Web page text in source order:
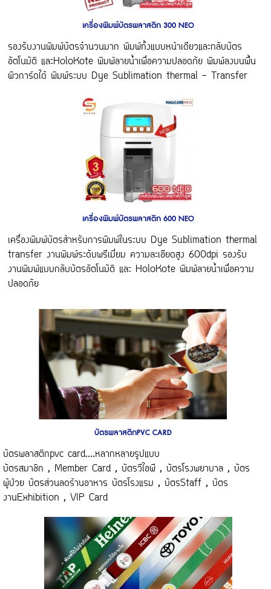
เครื่องพิมพ์บัตรพลาสติก 300 NEO
รองรับงานพิมพ์บัตรจำนวนมาก พิมพ์ทั้งแบบหน้าเดียวและกลับบัตร
อัตโนมัติ และHoloKote พิมพ์ลายน้ำเพื่อความปลอดภัย พิมพ์ลงบนพื้น
ผิวการ์ดได้ พิมพ์ระบบ Dye Sublimation thermal - Transfer
เครื่องพิมพ์บัตรพลาสติก 600 NEO
เครื่องพิมพ์บัตรสำหรับการพิมพ์ในระบบ Dye Sublimation thermal
transfer งานพิมพ์ระดับพรีเมี่ยม ความละเอียดสูง 600dpi รองรับ
งานพิมพ์แบบกลับบัตรอัตโนมัติ และ HoloKote พิมพ์ลายน้ำเพื่อความ
ปลอดภัย
บัตรพลาสติกPVC CARD
บัตรพลาสติกpvc card....หลากหลายรูปแบบ
บัตรสมาชิก , Member Card , บัตรวีไอพี , บัตรโรงพยาบาล , บัตร
ผู้ป่วย บัตรส่วนลดร้านอาหาร บัตรโรงแรม , บัตรStaff , บัตร
งานExhibition , VIP Card